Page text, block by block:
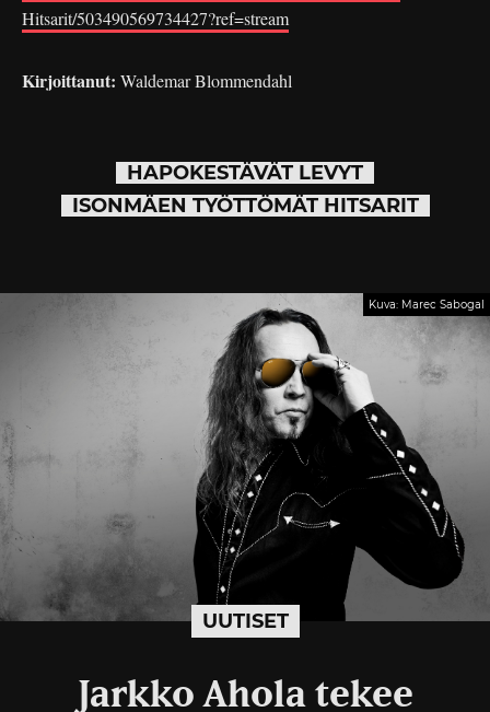
Hitsarit/503490569734427?ref=stream
Kirjoittanut: Waldemar Blommendahl
HAPOKESTÄVÄT LEVYT
ISONMÄEN TYÖTTÖMÄT HITSARIT
UUTISET
Kuva: Marec Sabogal
Jarkko Ahola tekee